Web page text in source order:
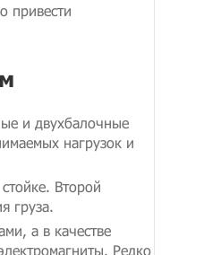
привести
и двухбалочные
нагрузок и
Второй
груза.
а в качестве
Редко